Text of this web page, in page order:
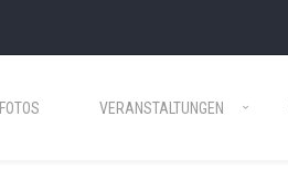
FOTOS VERANSTALTUNGEN